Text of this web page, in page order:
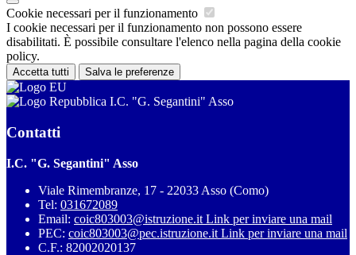
Cookie necessari per il funzionamento
I cookie necessari per il funzionamento non possono essere
disabilitati. È possibile consultare l'elenco nella pagina della cookie
policy.
Accetta tutti Salva le preferenze
I.C. "G. Segantini" Asso
Contatti
I.C. "G. Segantini" Asso
Viale Rimembranze, 17 - 22033 Asso (Como)
Tel: 031672089
Email: coic803003@istruzione.it Link per inviare una mail
PEC: coic803003@pec.istruzione.it Link per inviare una mail
C.F.: 82002020137